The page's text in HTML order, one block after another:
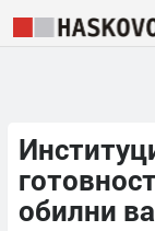
обилни